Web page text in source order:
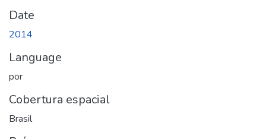
Date
2014
Language
por
Cobertura espacial
Brasil